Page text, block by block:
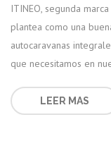
ITINEO, segunda
plantea como una
autocaravanas
que necesitamos en
LEER MAS